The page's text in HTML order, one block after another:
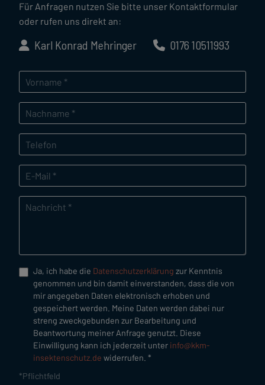
Für Anfragen nutzen Sie bitte unser Kontaktformular
oder rufen uns direkt an:
Karl Konrad Mehringer 0176 10511993
Ja, ich habe die Datenschutzerklärung zur Kenntnis
genommen und bin damit einverstanden, dass die von
mir angegeben Daten elektronisch erhoben und
gespeichert werden. Meine Daten werden dabei nur
streng zweckgebunden zur Bearbeitung und
Beantwortung meiner Anfrage genutzt. Diese
Einwilligung kann ich jederzeit unter info@kkm-
insektenschutz.de widerrufen. *
*Pflichtfeld